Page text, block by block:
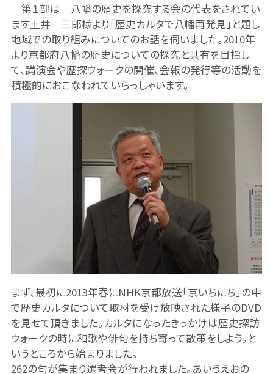
第１部は 八幡の歴史を探究する会の代表をされてい
ます土井 三郎様より「歴史カルタで八幡再発見」と題し
地域での取り組みについてのお話を伺いました。2010年
より京都府八幡の歴史についての探究と共有を目指し
て、講演会や歴探ウォークの開催、会報の発行等の活動を
積極的におこなわれていらっしゃいます。
まず、最初に2013年春にNHK京都放送「京いちにち」の中
で歴史カルタについて取材を受け放映された様子のDVD
を見せて頂きました。カルタになったきっかけは歴史探訪
ウォークの時に和歌や俳句を持ち寄って散策をしよう。と
いうところから始まりました。
262の句が集まり選考会が行われました。あいうえおの